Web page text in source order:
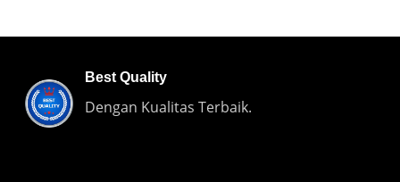
Best Quality
Dengan Kualitas Terbaik.